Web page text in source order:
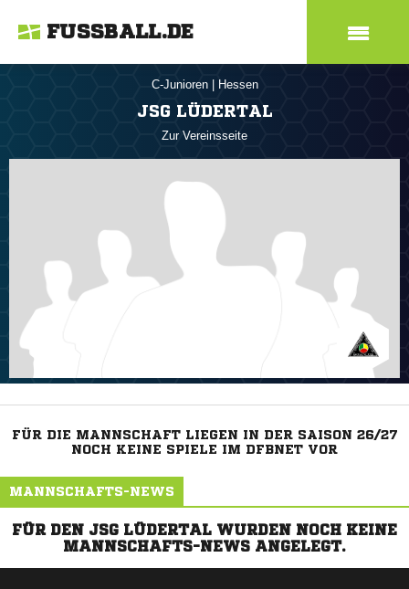
FUSSBALL.DE
C-Junioren Hessen
JSG LÜDERTAL
Zur Vereinsseite
FÜR DIE MANNSCHAFT LIEGEN IN DER SAISON 26/27
NOCH KEINE SPIELE IM DFBNET VOR
MANNSCHAFTS-NEWS
FÜR DEN JSG LÜDERTAL WURDEN NOCH KEINE
MANNSCHAFTS-NEWS ANGELEGT.